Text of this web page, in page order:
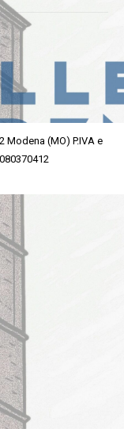
Modena (MO) P.IVA e